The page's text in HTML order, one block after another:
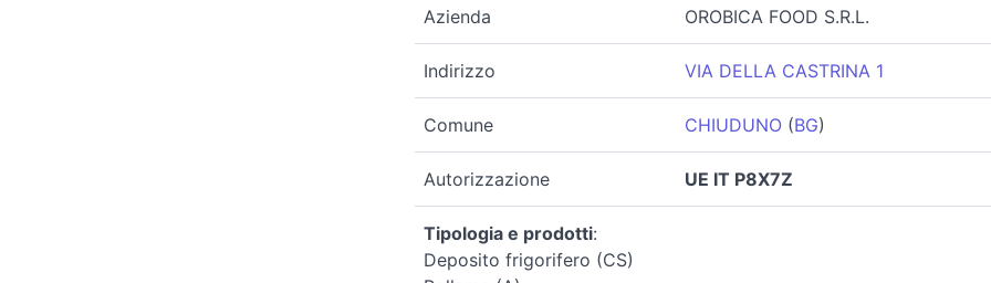
Azienda OROBICA FOOD S.R.L.
Indirizzo VIA DELLA CASTRINA 1
Comune CHIUDUNO (BG)
Autorizzazione UE IT P8X7Z
Tipologia e prodotti:
Deposito frigorifero (CS)